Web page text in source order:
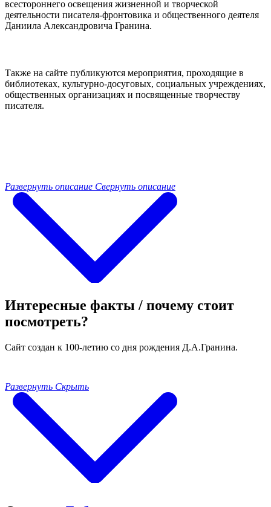
всестороннего освещения жизненной и творческой
деятельности писателя-фронтовика и общественного деятеля
Даниила Александровича Гранина.
Также на сайте публикуются мероприятия, проходящие в
библиотеках, культурно-досуговых, социальных учреждениях,
общественных организациях и посвященные творчеству
писателя.
Развернуть описание Свернуть описание
Интересные факты / почему стоит
посмотреть?
Сайт создан к 100-летию со дня рождения Д.А.Гранина.
Развернуть Скрыть